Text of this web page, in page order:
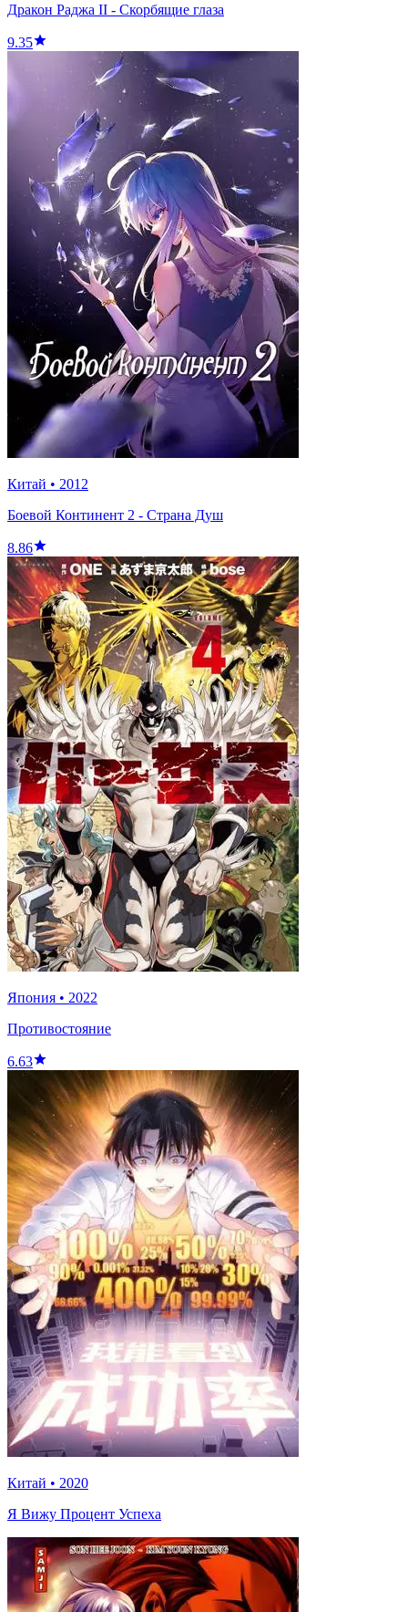
Дракон Раджа II - Скорбящие глаза
9.35
Китай • 2012
Боевой Континент 2 - Страна Душ
8.86
Япония • 2022
Противостояние
6.63
Китай • 2020
Я Вижу Процент Успеха